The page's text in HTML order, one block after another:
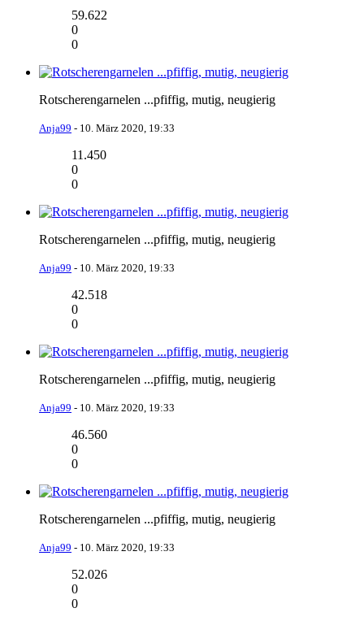
59.622
0
0
Rotscherengarnelen ...pfiffig, mutig, neugierig
Anja99 - 10. März 2020, 19:33
11.450
0
0
Rotscherengarnelen ...pfiffig, mutig, neugierig
Anja99 - 10. März 2020, 19:33
42.518
0
0
Rotscherengarnelen ...pfiffig, mutig, neugierig
Anja99 - 10. März 2020, 19:33
46.560
0
0
Rotscherengarnelen ...pfiffig, mutig, neugierig
Anja99 - 10. März 2020, 19:33
52.026
0
0